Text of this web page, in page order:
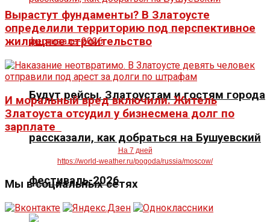
Будут рейсы. Златоустам и гостям города
рассказали, как добраться на Бушуевский
фестиваль-2026
Вырастут фундаменты? В Златоусте
определили территорию под перспективное
жилищное строительство
И моральный вред включили. Житель
Златоуста отсудил у бизнесмена долг по
зарплате
На 7 дней
https://world-weather.ru/pogoda/russia/moscow/
Мы в социальных сетях